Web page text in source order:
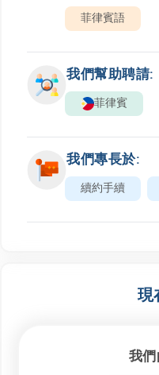
菲律賓語
我們幫助聘請:
菲律賓
我們專長於:
續約手續
現
我